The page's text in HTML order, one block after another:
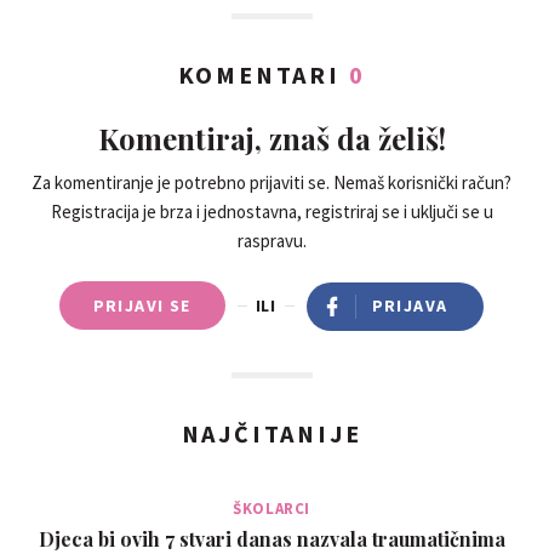
KOMENTARI 0
Komentiraj, znaš da želiš!
Za komentiranje je potrebno prijaviti se. Nemaš korisnički račun?
Registracija je brza i jednostavna, registriraj se i uključi se u
raspravu.
PRIJAVI SE ILI PRIJAVA
NAJČITANIJE
ŠKOLARCI
Djeca bi ovih 7 stvari danas nazvala traumatičnima